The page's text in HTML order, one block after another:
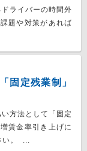
ライバーの時間外
題や対策があれば
固定残業制」
方法として「固定
賃金率引き上げに
い。 ...